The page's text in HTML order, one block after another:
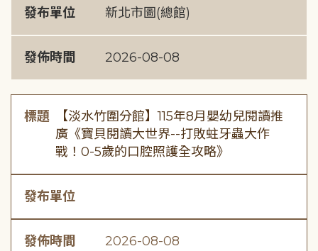
發布單位 新北市圖(總館)
發佈時間 2026-08-08
標題
【淡水竹圍分館】115年8月嬰幼兒閱讀推
廣《寶貝閱讀大世界--打敗蛀牙蟲大作
戰！0-5歲的口腔照護全攻略》
發布單位
發佈時間 2026-08-08